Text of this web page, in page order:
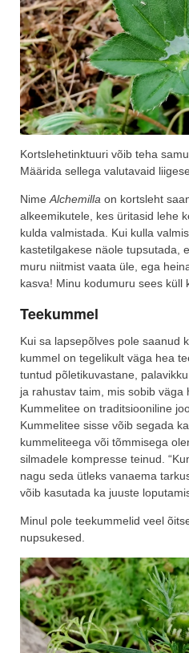
Kortslehetinktuuri võib teha
Määrida sellega valutavaid
Nime Alchemilla on kortsleht
alkeemikutele, kes üritasid lehe
kulda valmistada. Kui kulla
kastetilgakese näole tupsutada,
muru niitmist vaata üle, ega
kasva! Minu kodumuru sees küll
Teekummel
Kui sa lapsepõlves pole saanud
kummel on tegelikult väga hea
tuntud põletikuvastane,
ja rahustav taim, mis sobib väga
Kummelitee on traditsiooniline
Kummelitee sisse võib segada
kummeliteega või tõmmisega
silmadele kompresse teinud.
nagu seda ütleks vanaema
võib kasutada ka juuste
Minul pole teekummelid veel
nupsukesed.